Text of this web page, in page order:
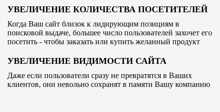
УВЕЛИЧЕНИЕ КОЛИЧЕСТВА ПОСЕТИТЕЛЕЙ
Когда Ваш сайт близок к лидирующим позициям в
поисковой выдаче, большее число пользователей захочет его
посетить - чтобы заказать или купить желанный продукт
УВЕЛИЧЕНИЕ ВИДИМОСТИ САЙТА
Даже если пользователи сразу не превратятся в Ваших
клиентов, они невольно сохранят в памяти Вашу компанию